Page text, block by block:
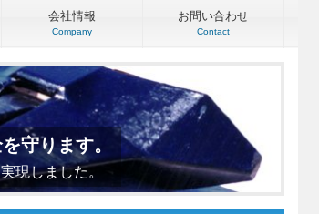
会社情報
Company
お問い合わせ
Contact
守ります。
現しました。